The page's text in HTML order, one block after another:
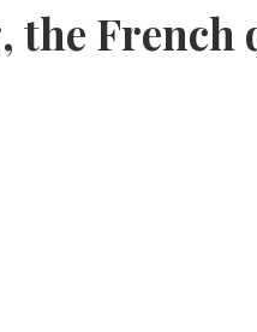
the French